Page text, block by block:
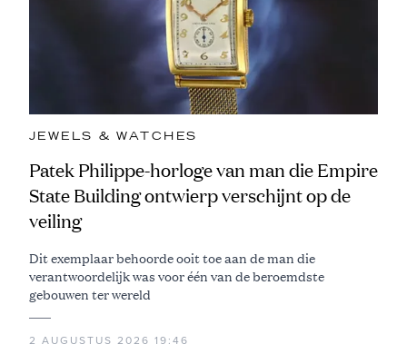
JEWELS & WATCHES
Patek Philippe-horloge van man die Empire
State Building ontwierp verschijnt op de
veiling
Dit exemplaar behoorde ooit toe aan de man die
verantwoordelijk was voor één van de beroemdste
gebouwen ter wereld
2 AUGUSTUS 2026 19:46